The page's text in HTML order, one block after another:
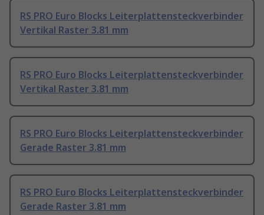
RS PRO Euro Blocks Leiterplattensteckverbinder
Vertikal Raster 3.81 mm
RS PRO Euro Blocks Leiterplattensteckverbinder
Vertikal Raster 3.81 mm
RS PRO Euro Blocks Leiterplattensteckverbinder
Gerade Raster 3.81 mm
RS PRO Euro Blocks Leiterplattensteckverbinder
Gerade Raster 3.81 mm